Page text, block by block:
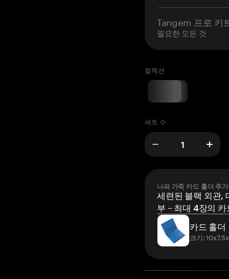
Tangem 프로 키
필요한 모든 것
컬렉션
세트 수
나파 가죽 카드 홀더 추가
세련된 블랙 외관,
부 – 최대 4장의
카드 홀더
크기: